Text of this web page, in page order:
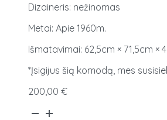
Dizaineris: nežinomas
Metai: Apie 1960m.
Išmatavimai: 62,5cm × 71,5cm ×
*Įsigijus šią komodą, mes
200,00 €
produkto